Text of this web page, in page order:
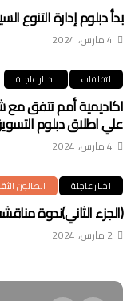
بدأ دبلوم إدارة التنوع
4 مارس، 2024
اتفاقات اخبار عاجلة
اكاديمية أمم تتفق مع
علي اطلاق دبلوم
4 مارس، 2024
اخبار عاجلة الصالون
(الجزء الثاني)ندوة
2 مارس، 2024